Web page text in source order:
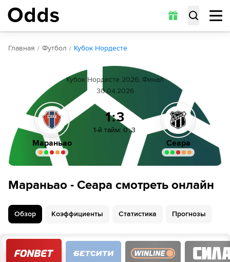
Обзор Коэффициенты Прогнозы
Главная Футбол Кубок Нордесте
Кубок Нордесте 2026, Финал
30.04.2026
Мараньао
1:3
1-й тайм: 0:3
Сеара
Мараньао - Сеара смотреть онлайн
Обзор Коэффициенты Статистика Прогнозы